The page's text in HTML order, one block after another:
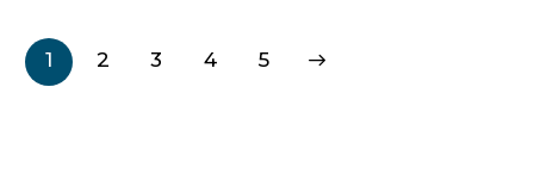
1 2 3 4 5
→